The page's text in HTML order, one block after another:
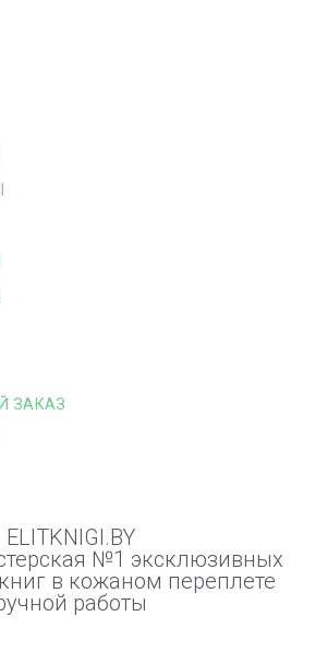
ЗАКАЗ
ELITKNIGI.BY
№1 эксклюзивных
в кожаном переплете
работы